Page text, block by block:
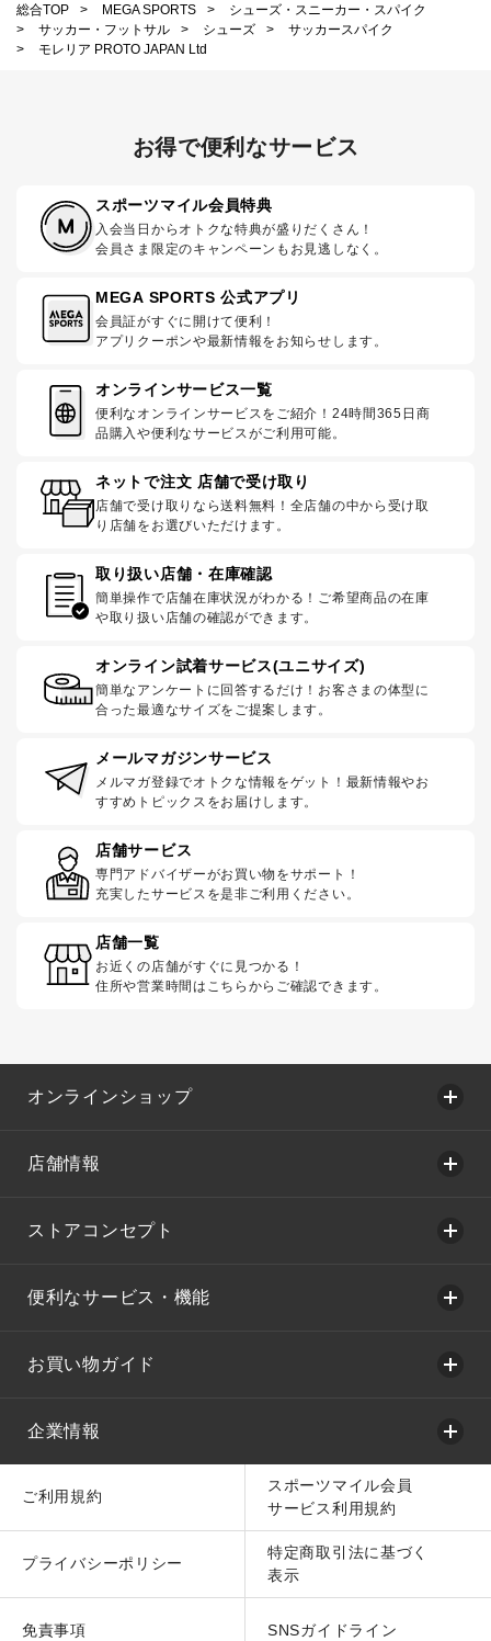
総合TOP
> MEGA SPORTS >
シューズ・スニーカー・スパイク
>
サッカー・フットサル > シューズ >
サッカースパイク
>
モレリア PROTO JAPAN Ltd
お得で便利なサービス
スポーツマイル会員特典
入会当日からオトクな特典が盛りだくさん！
会員さま限定のキャンペーンもお見逃しなく。
MEGA SPORTS 公式アプリ
会員証がすぐに開けて便利！
アプリクーポンや最新情報をお知らせします。
オンラインサービス一覧
便利なオンラインサービスをご紹介！24時間365日商
品購入や便利なサービスがご利用可能。
ネットで注文 店舗で受け取り
店舗で受け取りなら送料無料！全店舗の中から受け取
り店舗をお選びいただけます。
取り扱い店舗・在庫確認
簡単操作で店舗在庫状況がわかる！ご希望商品の在庫
や取り扱い店舗の確認ができます。
オンライン試着サービス(ユニサイズ)
簡単なアンケートに回答するだけ！お客さまの体型に
合った最適なサイズをご提案します。
メールマガジンサービス
メルマガ登録でオトクな情報をゲット！最新情報やお
すすめトピックスをお届けします。
店舗サービス
専門アドバイザーがお買い物をサポート！
充実したサービスを是非ご利用ください。
店舗一覧
お近くの店舗がすぐに見つかる！
住所や営業時間はこちらからご確認できます。
オンラインショップ
店舗情報
ストアコンセプト
便利なサービス・機能
お買い物ガイド
企業情報
ご利用規約
スポーツマイル会員
サービス利用規約
プライバシーポリシー
特定商取引法に基づく
表示
免責事項 SNSガイドライン